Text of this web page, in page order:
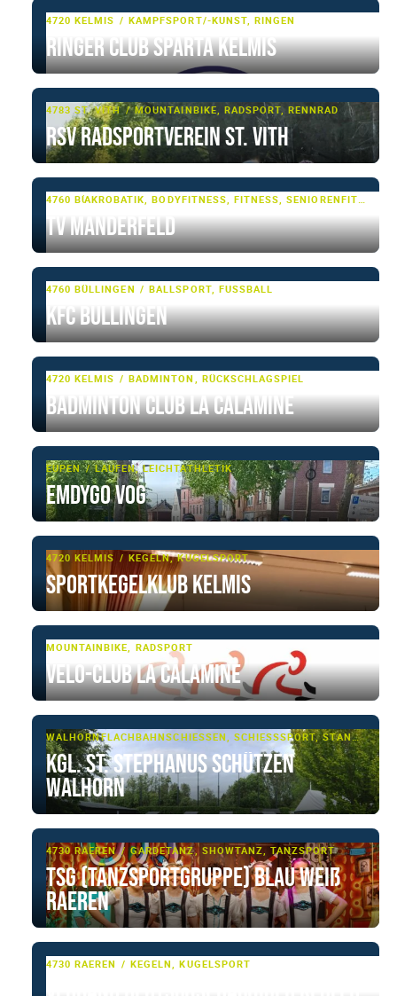
4720 KELMIS KAMPFSPORT/-KUNST, RINGEN
Ringer Club Sparta Kelmis
4783 ST. VITH MOUNTAINBIKE, RADSPORT, RENNRAD
RSV Radsportverein St. Vith
4760 BÜLLINGEN
TV Manderfeld
4760 BÜLLINGEN BALLSPORT, FUSSBALL
KFC Büllingen
4720 KELMIS BADMINTON, RÜCKSCHLAGSPIEL
Badminton Club La Calamine
EUPEN LAUFEN, LEICHTATHLETIK
EMDYGO VoG
4720 KELMIS KEGELN, KUGELSPORT
Sportkegelklub Kelmis
MOUNTAINBIKE, RADSPORT
Vélo-Club La Calamine
WALHORN FLACHBAHNSCHIESSEN, SCHIESSSPORT, STANGENSCHIESSEN
Kgl. St. Stephanus Schützen
Walhorn
4730 RAEREN GARDETANZ, SHOWTANZ, TANZSPORT
TSG (Tanzsportgruppe) Blau Weiß
Raeren
4730 RAEREN KEGELN, KUGELSPORT